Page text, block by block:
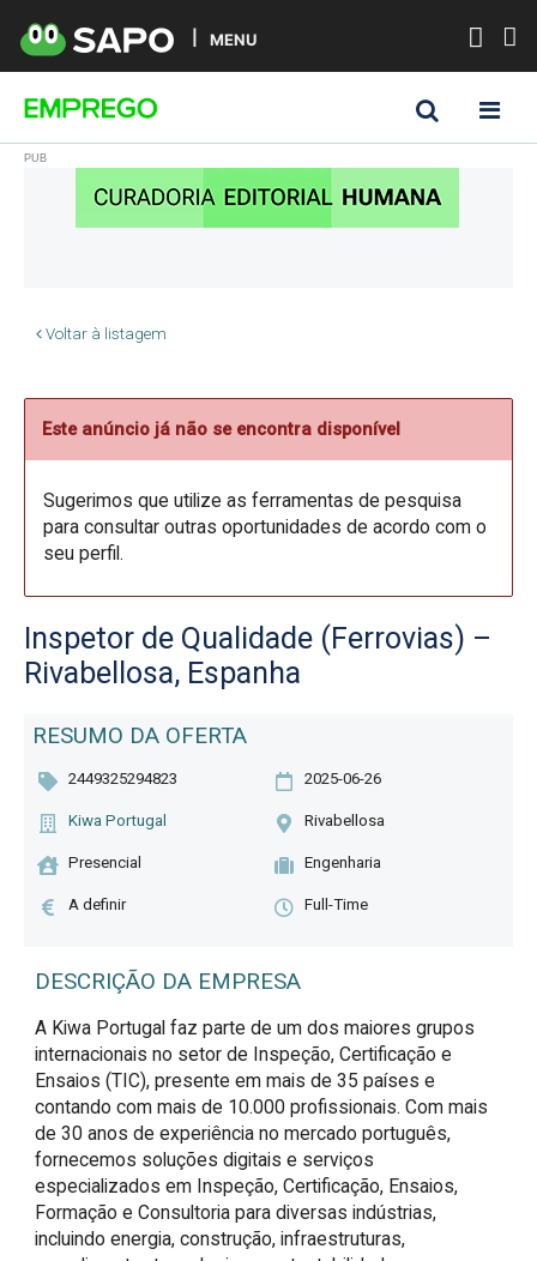
MENU
Voltar à listagem
Este anúncio já não se encontra disponível
Sugerimos que utilize as ferramentas de pesquisa
para consultar outras oportunidades de acordo com o
seu perfil.
Inspetor de Qualidade (Ferrovias) –
Rivabellosa, Espanha
RESUMO DA OFERTA
2449325294823 2025-06-26
Kiwa Portugal Rivabellosa
Presencial Engenharia
A definir Full-Time
DESCRIÇÃO DA EMPRESA
A Kiwa Portugal faz parte de um dos maiores grupos
internacionais no setor de Inspeção, Certificação e
Ensaios (TIC), presente em mais de 35 países e
contando com mais de 10.000 profissionais. Com mais
de 30 anos de experiência no mercado português,
fornecemos soluções digitais e serviços
especializados em Inspeção, Certificação, Ensaios,
Formação e Consultoria para diversas indústrias,
incluindo energia, construção, infraestruturas,